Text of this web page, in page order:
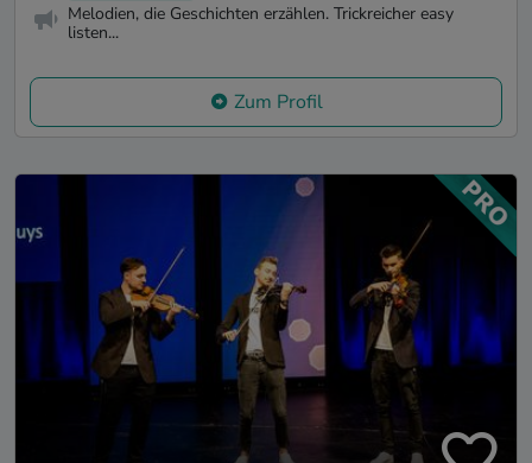
Melodien, die Geschichten erzählen. Trickreicher easy
listen...
Zum Profil